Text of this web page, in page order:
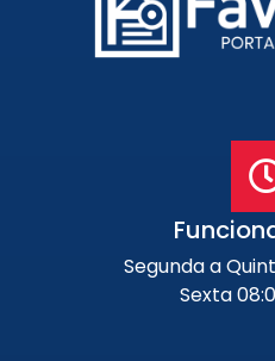
Segunda a
Sexta